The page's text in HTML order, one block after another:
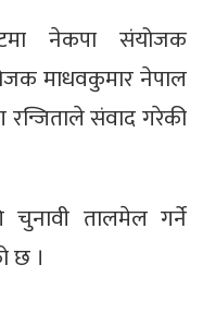
नेकपा संयोजक
माधवकुमार नेपाल
संवाद गरेकी
चुनावी तालमेल गर्ने
छ ।